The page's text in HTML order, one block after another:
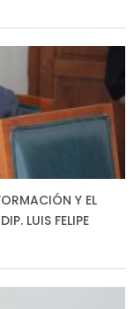
Y EL
LUIS FELIPE